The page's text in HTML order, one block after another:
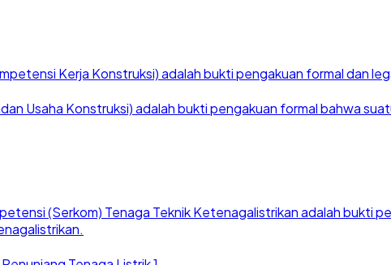
Kerja Konstruksi) adalah bukti pengakuan formal dan
Usaha Konstruksi) adalah bukti pengakuan formal bahwa
(Serkom) Tenaga Teknik Ketenagalistrikan adalah bukti